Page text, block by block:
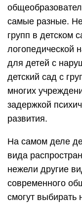
самые разные.
групп в детском
логопедической
для детей с
детский сад с
многих
задержкой
развития.
На самом деле
вида
нежели другие
современного
смогут выбирать